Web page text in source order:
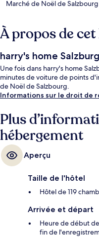
Marché de Noël de Salzbourg
À propos de
harry's home Salzburg
Une fois dans harry's home
minutes de voiture de points
de Noël de Salzbourg.
Informations sur le droit de
Plus
hébergement
Aperçu
Taille de l'hôtel
Hôtel de 119
Arrivée et départ
Heure de début
fin de